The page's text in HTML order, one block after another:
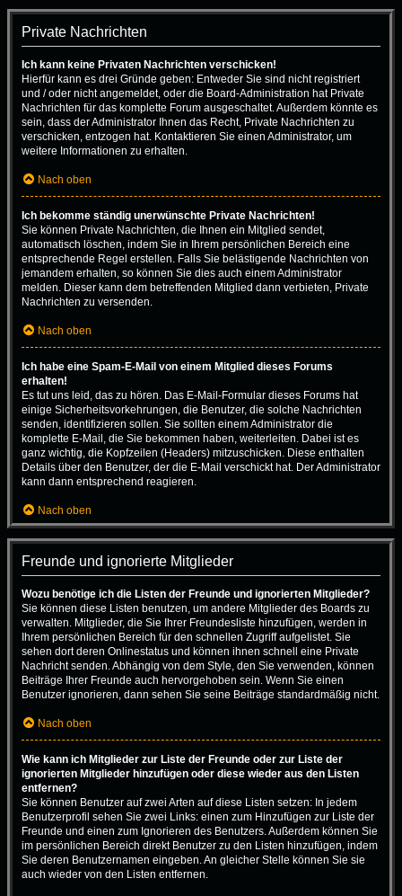
Private Nachrichten
Ich kann keine Privaten Nachrichten verschicken!
Hierfür kann es drei Gründe geben: Entweder Sie sind nicht registriert
und / oder nicht angemeldet, oder die Board-Administration hat Private
Nachrichten für das komplette Forum ausgeschaltet. Außerdem könnte es
sein, dass der Administrator Ihnen das Recht, Private Nachrichten zu
verschicken, entzogen hat. Kontaktieren Sie einen Administrator, um
weitere Informationen zu erhalten.
Nach oben
Ich bekomme ständig unerwünschte Private Nachrichten!
Sie können Private Nachrichten, die Ihnen ein Mitglied sendet,
automatisch löschen, indem Sie in Ihrem persönlichen Bereich eine
entsprechende Regel erstellen. Falls Sie belästigende Nachrichten von
jemandem erhalten, so können Sie dies auch einem Administrator
melden. Dieser kann dem betreffenden Mitglied dann verbieten, Private
Nachrichten zu versenden.
Nach oben
Ich habe eine Spam-E-Mail von einem Mitglied dieses Forums
erhalten!
Es tut uns leid, das zu hören. Das E-Mail-Formular dieses Forums hat
einige Sicherheitsvorkehrungen, die Benutzer, die solche Nachrichten
senden, identifizieren sollen. Sie sollten einem Administrator die
komplette E-Mail, die Sie bekommen haben, weiterleiten. Dabei ist es
ganz wichtig, die Kopfzeilen (Headers) mitzuschicken. Diese enthalten
Details über den Benutzer, der die E-Mail verschickt hat. Der Administrator
kann dann entsprechend reagieren.
Nach oben
Freunde und ignorierte Mitglieder
Wozu benötige ich die Listen der Freunde und ignorierten Mitglieder?
Sie können diese Listen benutzen, um andere Mitglieder des Boards zu
verwalten. Mitglieder, die Sie Ihrer Freundesliste hinzufügen, werden in
Ihrem persönlichen Bereich für den schnellen Zugriff aufgelistet. Sie
sehen dort deren Onlinestatus und können ihnen schnell eine Private
Nachricht senden. Abhängig von dem Style, den Sie verwenden, können
Beiträge Ihrer Freunde auch hervorgehoben sein. Wenn Sie einen
Benutzer ignorieren, dann sehen Sie seine Beiträge standardmäßig nicht.
Nach oben
Wie kann ich Mitglieder zur Liste der Freunde oder zur Liste der
ignorierten Mitglieder hinzufügen oder diese wieder aus den Listen
entfernen?
Sie können Benutzer auf zwei Arten auf diese Listen setzen: In jedem
Benutzerprofil sehen Sie zwei Links: einen zum Hinzufügen zur Liste der
Freunde und einen zum Ignorieren des Benutzers. Außerdem können Sie
im persönlichen Bereich direkt Benutzer zu den Listen hinzufügen, indem
Sie deren Benutzernamen eingeben. An gleicher Stelle können Sie sie
auch wieder von den Listen entfernen.